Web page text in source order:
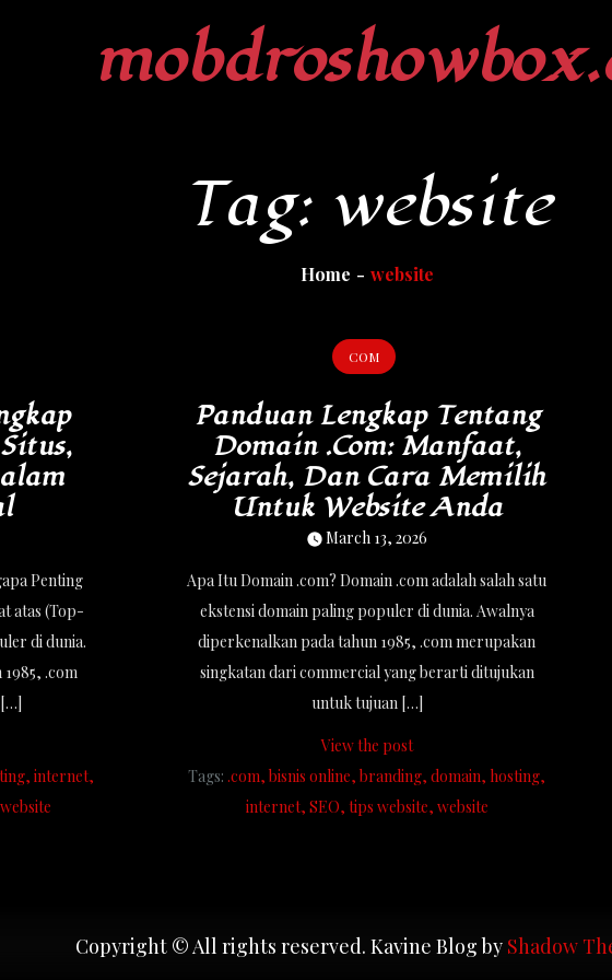
Tag: website
Home website
Penting
atas (Top-
di dunia.
.com
internet
website
COM
Panduan Lengkap Tentang
Domain .com: Manfaat,
Sejarah, Dan Cara Memilih
Untuk Website Anda
March 13, 2026
Apa Itu Domain .com? Domain .com adalah salah satu
ekstensi domain paling populer di dunia. Awalnya
diperkenalkan pada tahun 1985, .com merupakan
singkatan dari commercial yang berarti ditujukan
untuk tujuan […]
View the post
Tags:.com bisnis online branding domain hosting
internet SEO tips website website
Copyright © All rights reserved. Kavine Blog by Shadow